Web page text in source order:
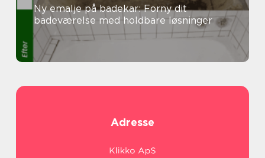
Ny emalje på badekar: Forny dit
badeværelse med holdbare løsninger
Adresse